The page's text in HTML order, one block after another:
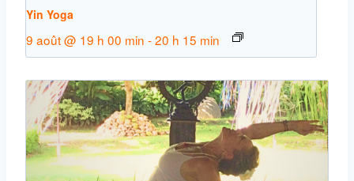
Yin Yoga
9 août @ 19 h 00 min -20 h 15 min